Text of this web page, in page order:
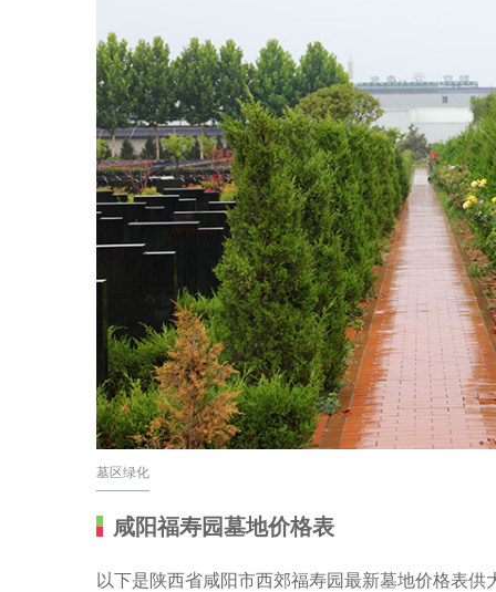
墓区绿化
咸阳福寿园墓地价格表
以下是陕西省咸阳市西郊福寿园最新墓地价格表供